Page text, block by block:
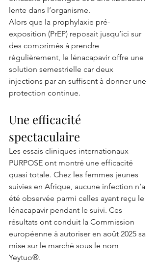
lente dans l’organisme.
Alors que la prophylaxie pré-
exposition (PrEP) reposait jusqu’ici sur
des comprimés à prendre
régulièrement, le lénacapavir offre une
solution semestrielle car deux
injections par an suffisent à donner une
protection continue.
Une efficacité
spectaculaire
Les essais cliniques internationaux
PURPOSE ont montré une efficacité
quasi totale. Chez les femmes jeunes
suivies en Afrique, aucune infection n’a
été observée parmi celles ayant reçu le
lénacapavir pendant le suivi. Ces
résultats ont conduit la Commission
européenne à autoriser en août 2025 sa
mise sur le marché sous le nom
Yeytuo®.